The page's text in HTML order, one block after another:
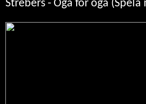
Strebers - Öga för öga